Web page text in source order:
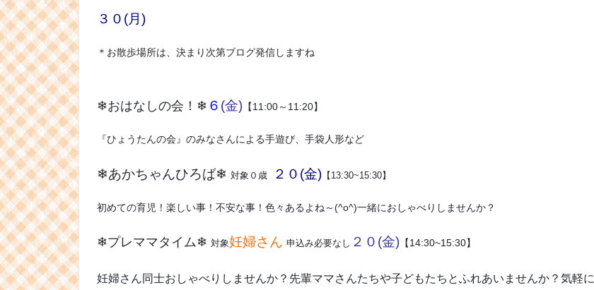
３０(月)
＊お散歩場所は、決まり次第ブログ発信しますね
❄おはなしの会！❄ ６ (金) 【11:00～11:20】
『ひょうたんの会』のみなさんによる手遊び、手袋人形など
❄あかちゃんひろば❄ 対象０歳 ２０(金) 【13:30~15:30】
初めての育児！楽しい事！不安な事！色々あるよね～(^o^)一緒におしゃべりしませんか？
❄プレママタイム❄ 対象妊婦さん 申込み必要なし ２０(金) 【14:30~15:30】
妊婦さん同士おしゃべりしませんか？先輩ママさんたちや子どもたちとふれあいませんか？気軽に